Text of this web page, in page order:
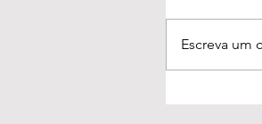
ficaram
Escreva um